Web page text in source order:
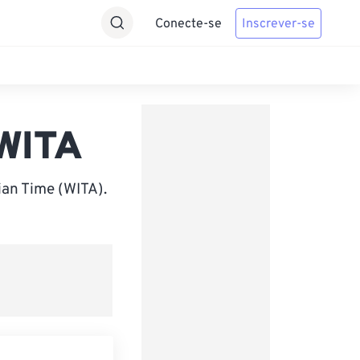
Conecte-se Inscrever-se
Time (WITA).